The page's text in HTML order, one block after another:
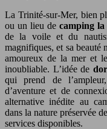
La Trinité-sur-Mer, bien
ou un lieu de camping la
de la voile et du
magnifiques, et sa
amoureux de la mer et
inoubliable. L’idée de
qui prend de
d’aventure et de
alternative inédite au
dans la nature préservée
services disponibles.